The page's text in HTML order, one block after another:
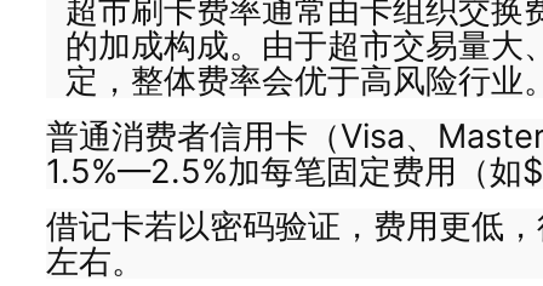
超市刷卡费率通常由卡组织交换
的加成构成。由于超市交易量大
定，整体费率会优于高风险行业
普通消费者信用卡（Visa、
1.5%—2.5%加每笔固定费用（如
借记卡若以密码验证，费用更低
左右。